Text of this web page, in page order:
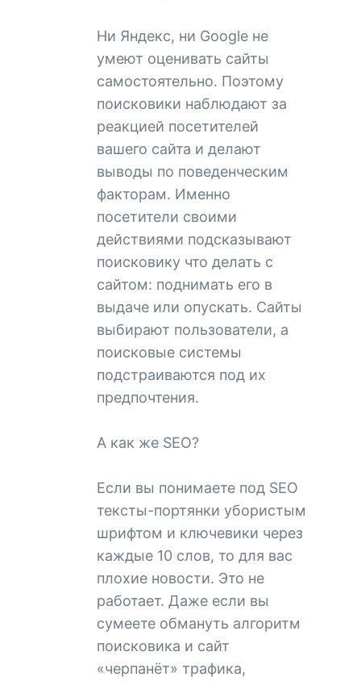
Ни Яндекс, ни Google не
умеют оценивать сайты
самостоятельно. Поэтому
поисковики наблюдают за
реакцией посетителей
вашего сайта и делают
выводы по поведенческим
факторам. Именно
посетители своими
действиями подсказывают
поисковику что делать с
сайтом: поднимать его в
выдаче или опускать. Сайты
выбирают пользователи, а
поисковые системы
подстраиваются под их
предпочтения.
А как же SEO?
Если вы понимаете под SEO
тексты-портянки убористым
шрифтом и ключевики через
каждые 10 слов, то для вас
плохие новости. Это не
работает. Даже если вы
сумеете обмануть алгоритм
поисковика и сайт
«черпанёт» трафика,